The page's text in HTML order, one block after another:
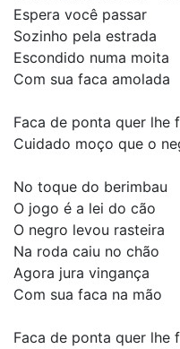
Espera você passar
Sozinho pela estrada
Escondido numa moita
Com sua faca amolada
Faca de ponta quer lhe
Cuidado moço que o
No toque do berimbau
O jogo é a lei do cão
O negro levou rasteira
Na roda caiu no chão
Agora jura vingança
Com sua faca na mão
Faca de ponta quer lhe